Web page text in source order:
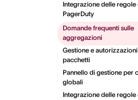
Integrazione delle regole
PagerDuty
Domande frequenti sulle
aggregazioni
Gestione e
pacchetti
Pannello di gestione per
globali
Integrazione delle regole